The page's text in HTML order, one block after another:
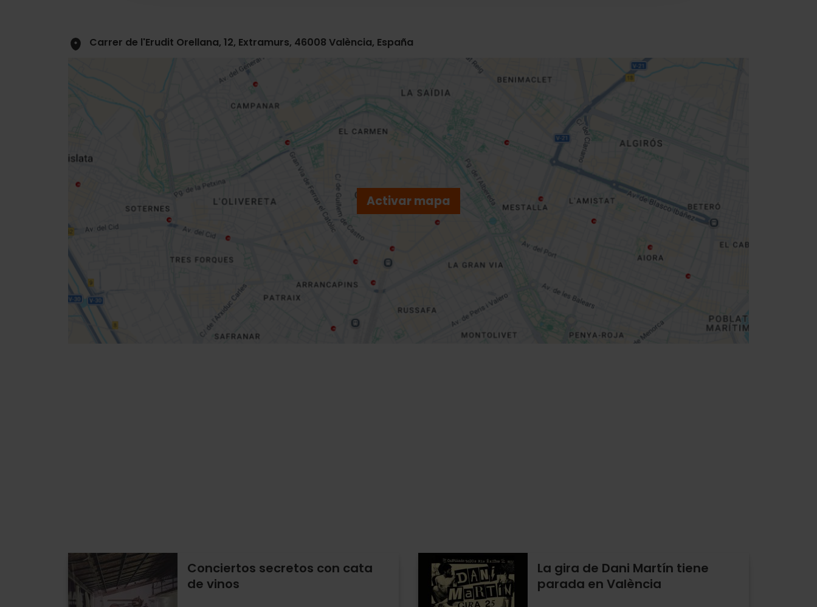
Carrer de l'Erudit Orellana, 12, Extramurs, 46008 València, España
Activar mapa
Cómo llegar
sidebar
Conciertos secretos con cata
de vinos
La gira de Dani Martín tiene
parada en València